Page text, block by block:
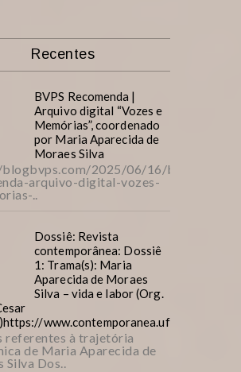
Recentes
BVPS Recomenda |
Arquivo digital “Vozes e
Memórias”, coordenado
por Maria Aparecida de
Moraes Silva
2025/06/16/bvps-
arquivo-digital-vozes-
..
Dossiê: Revista
contemporânea: Dossiê
1: Trama(s): Maria
Aparecida de Moraes
Silva – vida e labor (Org.
www.contemporanea.ufscar.br/
referentes à trajetória
de Maria Aparecida de
Silva Dos..